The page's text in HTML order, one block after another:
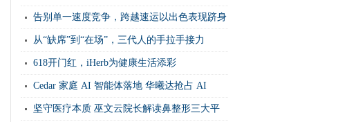
运“增速之王”
​告别单一速度竞争，跨越速运以出色表现跻身
2026中国快运10强
从“缺席”到“在场”，三代人的手拉手接力
618开门红，iHerb为健康生活添彩
Cedar 家庭 AI 智能体落地 华曦达抢占 AI
Home 生态核心制高点
坚守医疗本质 巫文云院长解读鼻整形三大平